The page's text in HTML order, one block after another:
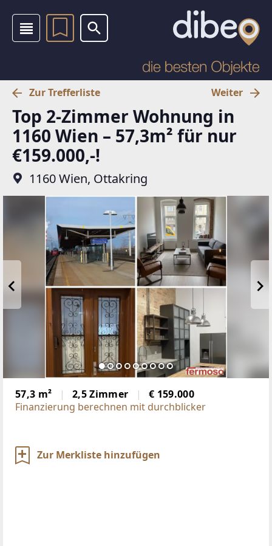
Zur Trefferliste Weiter
Top 2-Zimmer Wohnung in
1160 Wien – 57,3m² für nur
€159.000,-!
1160 Wien, Ottakring
57,3 m² 2,5 Zimmer
€ 159.000
Finanzierung berechnen mit durchblicker
Zur Merkliste hinzufügen